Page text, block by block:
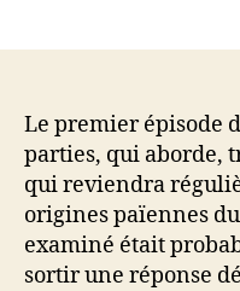
Le premier épisode
parties, qui aborde,
qui reviendra
origines païennes
examiné était
sortir une réponse